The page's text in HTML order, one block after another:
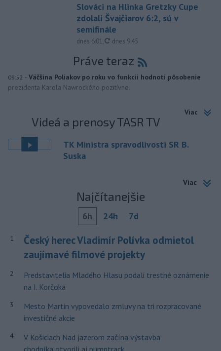
Slováci na Hlinka Gretzky Cupe
zdolali Švajčiarov 6:2, sú v
semifinále
dnes 6:01, aktualizované
dnes 9:45
Práve teraz
09:52 - Väčšina Poliakov po roku vo funkcii hodnotí pôsobenie
prezidenta Karola Nawrockého pozitívne.
Viac
Videá a prenosy TASR TV
TK Ministra spravodlivosti SR B.
Suska
Viac
Najčítanejšie
6h 24h 7d
1
Český herec Vladimír Polívka odmietol
zaujímavé filmové projekty
2
Predstavitelia Mladého Hlasu podali trestné oznámenie
na I. Korčoka
3
Mesto Martin vypovedalo zmluvy na tri rozpracované
investičné akcie
4
V Košiciach Nad jazerom začína výstavba
chodníka,otvorili aj pumptrack